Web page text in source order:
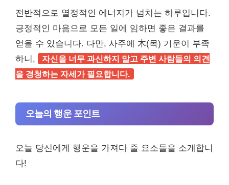
전반적으로 열정적인 에너지가 넘치는 하루입니다.
긍정적인 마음으로 모든 일에 임하면 좋은 결과를
얻을 수 있습니다. 다만, 사주에 木(목) 기운이 부족
하니,
자신을 너무 과신하지 말고 주변 사람들의 의견
을 경청하는 자세가 필요합니다.
오늘의 행운 포인트
오늘 당신에게 행운을 가져다 줄 요소들을 소개합니
다!